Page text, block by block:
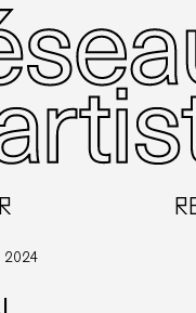
2024